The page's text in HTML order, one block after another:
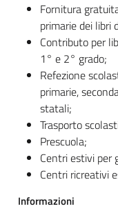
Fornitura
primarie dei libri
Contributo per
1° e 2° grado;
Refezione
primarie,
statali;
Trasporto
Prescuola;
Centri estivi per
Centri ricreativi
Informazioni